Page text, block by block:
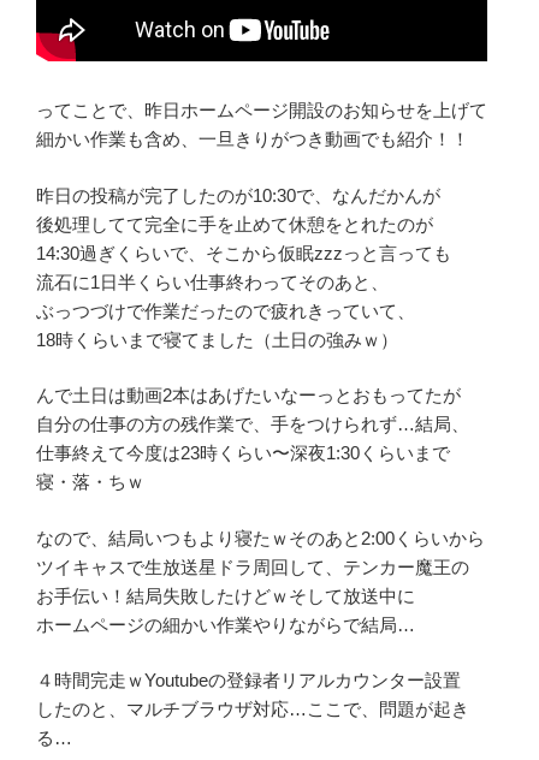
ってことで、昨日ホームページ開設のお知らせを上げて
細かい作業も含め、一旦きりがつき動画でも紹介！！
昨日の投稿が完了したのが10:30で、なんだかんが
後処理してて完全に手を止めて休憩をとれたのが
14:30過ぎくらいで、そこから仮眠zzzっと言っても
流石に1日半くらい仕事終わってそのあと、
ぶっつづけで作業だったので疲れきっていて、
18時くらいまで寝てました（土日の強みｗ）
んで土日は動画2本はあげたいなーっとおもってたが
自分の仕事の方の残作業で、手をつけられず…結局、
仕事終えて今度は23時くらい〜深夜1:30くらいまで
寝・落・ちｗ
なので、結局いつもより寝たｗそのあと2:00くらいから
ツイキャスで生放送星ドラ周回して、テンカー魔王の
お手伝い！結局失敗したけどｗそして放送中に
ホームページの細かい作業やりながらで結局…
４時間完走ｗYoutubeの登録者リアルカウンター設置
したのと、マルチブラウザ対応…ここで、問題が起き
る…